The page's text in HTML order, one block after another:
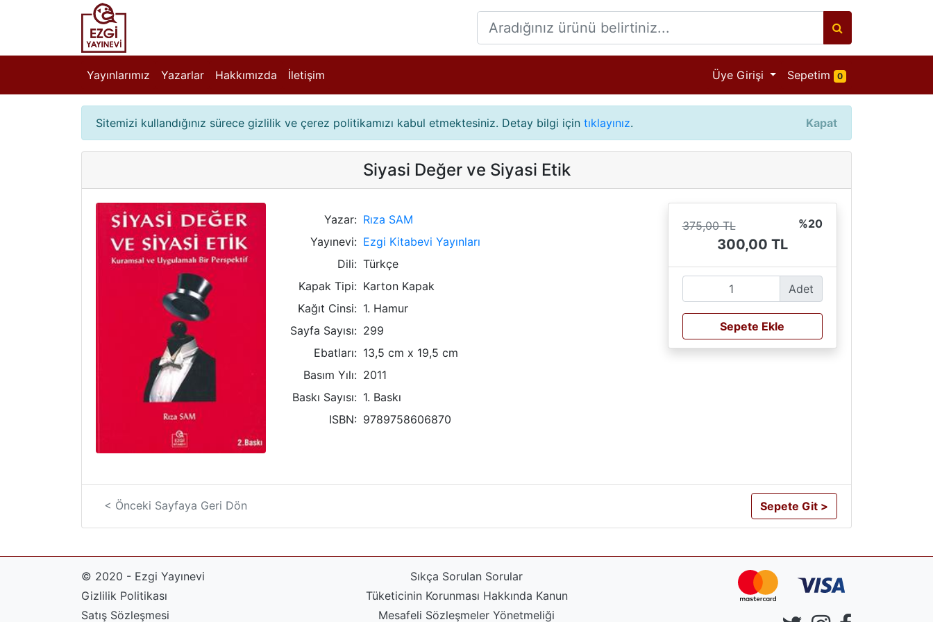
Sepetim 0 Ürün adeti
Üye Girişi
Yayınlarımız Yazarlar Hakkımızda İletişim
Sitemizi kullandığınız sürece gizlilik ve çerez politikamızı kabul etmektesiniz. Detay bilgi için tıklayınız. Kapat
Siyasi Değer ve Siyasi Etik
Yazar: Rıza SAM
Yayınevi: Ezgi Kitabevi Yayınları
Dili: Türkçe
Kapak Tipi: Karton Kapak
Kağıt Cinsi: 1. Hamur
Sayfa Sayısı: 299
Ebatları: 13,5 cm x 19,5 cm
Basım Yılı: 2011
Baskı Sayısı: 1. Baskı
ISBN: 9789758606870
375,00 TL %20
300,00 TL
Adet
Sepete Ekle
< Önceki Sayfaya Geri Dön Sepete Git >
© 2020 - Ezgi Yayınevi
Gizlilik Politikası
Satış Sözleşmesi
Sıkça Sorulan Sorular
Tüketicinin Korunması Hakkında Kanun
Mesafeli Sözleşmeler Yönetmeliği